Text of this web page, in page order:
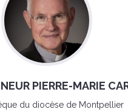
PIERRE-MARIE
du diocèse de Montpellier